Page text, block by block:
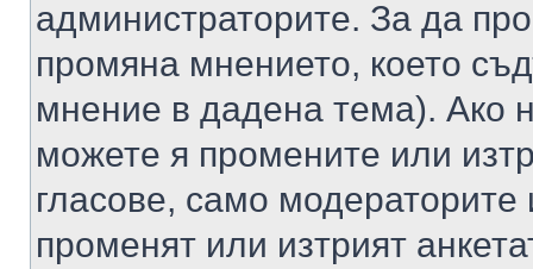
администраторите. За да
промяна мнението, което
мнение в дадена тема). Ако
можете я промените или
гласове, само
променят или изтрият